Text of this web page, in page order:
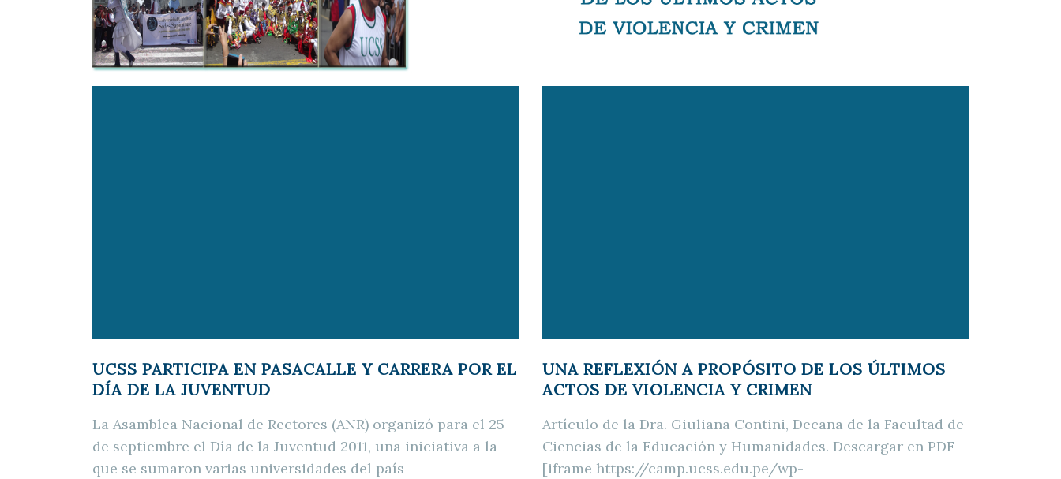
UCSS PARTICIPA EN PASACALLE Y CARRERA POR EL
DÍA DE LA JUVENTUD
La Asamblea Nacional de Rectores (ANR) organizó para el 25
de septiembre el Día de la Juventud 2011, una iniciativa a la
que se sumaron varias universidades del país
UNA REFLEXIÓN A PROPÓSITO DE LOS ÚLTIMOS
ACTOS DE VIOLENCIA Y CRIMEN
Artículo de la Dra. Giuliana Contini, Decana de la Facultad de
Ciencias de la Educación y Humanidades. Descargar en PDF
[iframe https://camp.ucss.edu.pe/wp-